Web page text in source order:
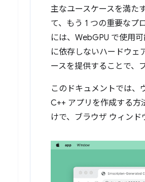
主なユースケースを満た
て、もう 1 つの重要なプ
には、WebGPU で使用
に依存しないハードウェ
ースを提供することで、
このドキュメントでは、
C++ アプリを作成する方
けで、ブラウザ ウィン